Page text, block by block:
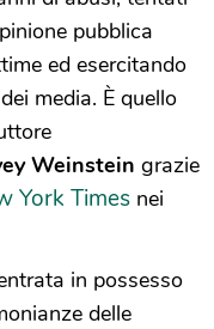
pubblica
ed esercitando
media. È quello
Weinstein grazie
York Times nei
in possesso
delle